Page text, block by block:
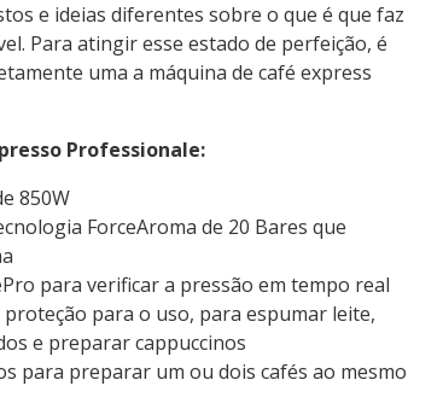
e ideias diferentes sobre o que é que faz
Para atingir esse estado de perfeição, é
uma a máquina de café express
Professionale:
850W
ForceAroma de 20 Bares que
para verificar a pressão em tempo real
para o uso, para espumar leite,
e preparar cappuccinos
para preparar um ou dois cafés ao mesmo